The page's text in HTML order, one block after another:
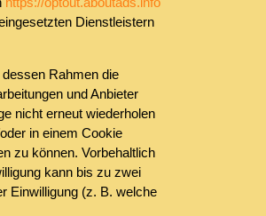
Dienstleistern
Rahmen die
und Anbieter
nicht erneut wiederholen
in einem Cookie
zu können. Vorbehaltlich
kann bis zu zwei
Einwilligung (z. B. welche